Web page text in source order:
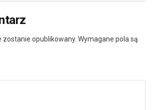
zostanie opublikowany. Wymagane pola są